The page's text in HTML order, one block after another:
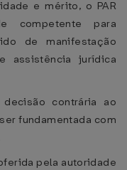
e mérito, o PAR
competente para
de manifestação
assistência jurídica
contrária ao
fundamentada com
pela autoridade